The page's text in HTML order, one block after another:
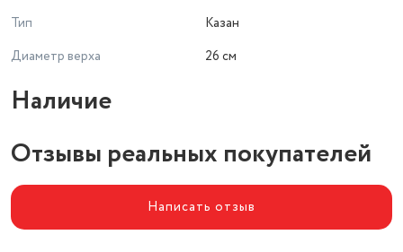
Тип
Казан
Диаметр верха
26 см
Наличие
Отзывы реальных покупателей
Написать отзыв